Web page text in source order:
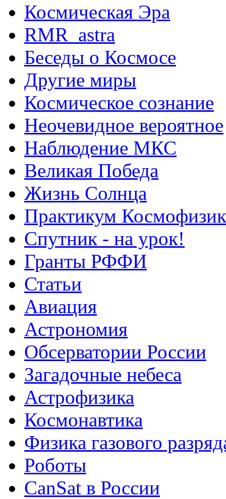
Космическая Эра
RMR_astra
Беседы о Космосе
Другие миры
Космическое сознание
Неочевидное вероятное
Наблюдение МКС
Великая Победа
Жизнь Солнца
Практикум
Спутник - на урок!
Гранты РФФИ
Статьи
Авиация
Астрономия
Обсерватории России
Загадочные небеса
Астрофизика
Космонавтика
Физика газового
Роботы
CanSat в России